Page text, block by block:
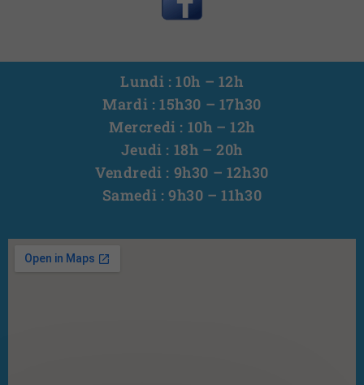
Lundi : 10h – 12h
Mardi : 15h30 – 17h30
Mercredi : 10h – 12h
Jeudi : 18h – 20h
Vendredi : 9h30 – 12h30
Samedi : 9h30 – 11h30